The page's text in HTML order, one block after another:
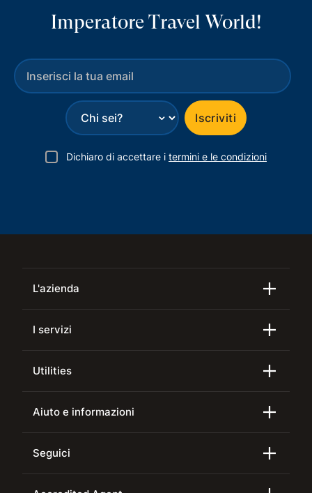
Imperatore Travel World!
⌄ Iscriviti
Dichiaro di accettare i termini e le condizioni
L'azienda
I servizi
Utilities
Aiuto e informazioni
Seguici